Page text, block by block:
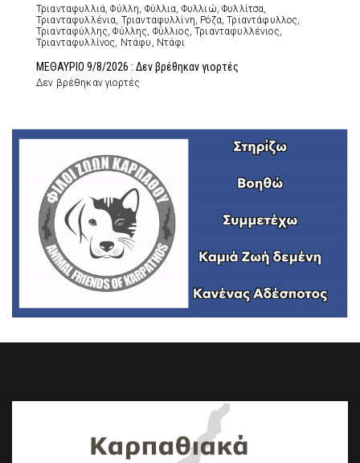
Τριανταφυλλιά, Φύλλη, Φύλλια, Φυλλιώ, Φυλλίτσα,
Τριανταφυλλένια, Τριανταφυλλίνη, Ρόζα, Τριαντάφυλλος,
Τριανταφύλλης, Φύλλης, Φύλλιος, Τριανταφυλλένιος,
Τριανταφυλλίνος, Ντάφυ, Ντάφι
ΜΕΘΑΥΡΙΟ 9/8/2026 : Δεν βρέθηκαν γιορτές
Δεν βρέθηκαν γιορτές